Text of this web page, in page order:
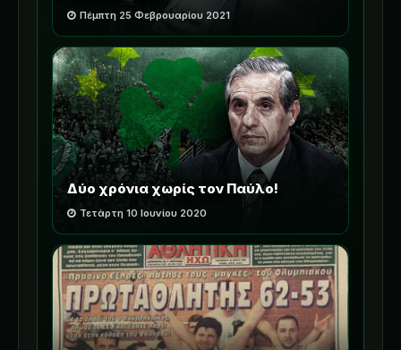
Πέμπτη 25 Φεβρουαρίου 2021
Δύο χρόνια χωρίς τον Παύλο!
Τετάρτη 10 Ιουνίου 2020